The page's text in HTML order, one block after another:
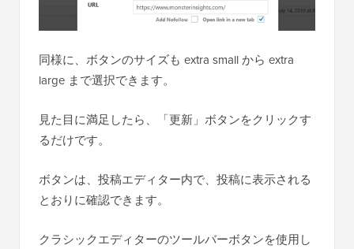
同様に、ボタンのサイズも extra small から extra
large まで選択できます。
見た目に満足したら、「更新」ボタンをクリックす
るだけです。
ボタンは、投稿エディター内で、投稿に表示される
とおりに確認できます。
クラシックエディターのツールバーボタンを使用し